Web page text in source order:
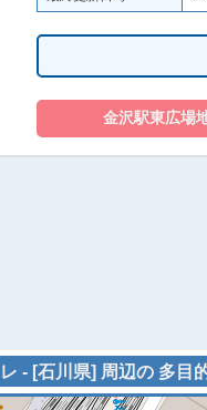
- [石川県] 周辺の 多目